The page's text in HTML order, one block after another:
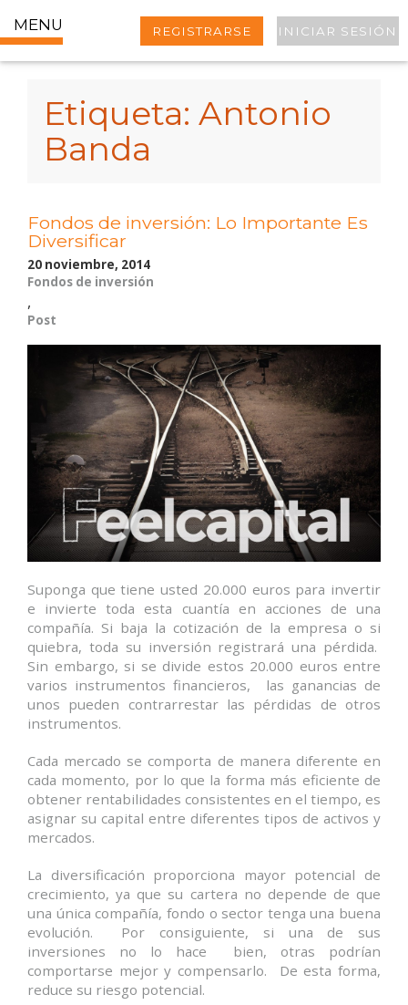
MENU REGISTRARSE INICIAR SESIÓN
Etiqueta: Antonio
Banda
Fondos de inversión: Lo Importante Es
Diversificar
20 noviembre, 2014
Fondos de inversión
,
Post
Suponga que tiene usted 20.000 euros para invertir
e invierte toda esta cuantía en acciones de una
compañía. Si baja la cotización de la empresa o si
quiebra, toda su inversión registrará una pérdida.
Sin embargo, si se divide estos 20.000 euros entre
varios instrumentos financieros, las ganancias de
unos pueden contrarrestar las pérdidas de otros
instrumentos.
Cada mercado se comporta de manera diferente en
cada momento, por lo que la forma más eficiente de
obtener rentabilidades consistentes en el tiempo, es
asignar su capital entre diferentes tipos de activos y
mercados.
La diversificación proporciona mayor potencial de
crecimiento, ya que su cartera no depende de que
una única compañía, fondo o sector tenga una buena
evolución. Por consiguiente, si una de sus
inversiones no lo hace bien, otras podrían
comportarse mejor y compensarlo. De esta forma,
reduce su riesgo potencial.